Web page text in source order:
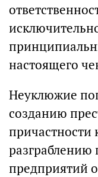
настоящего
Неуклюжие
созданию
причастности
предприятий